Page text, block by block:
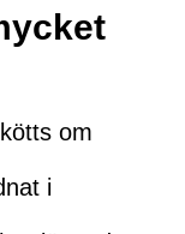
om
i